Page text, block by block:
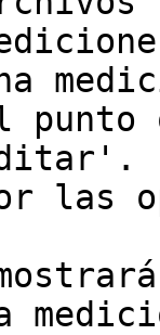
punto
las